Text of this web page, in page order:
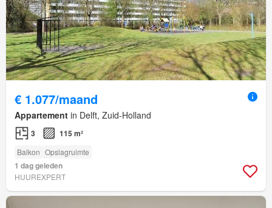
€ 1.077/maand
Appartement in Delft, Zuid-Holland
3 115 m²
Balkon Opslagruimte
1 dag geleden
HUUREXPERT